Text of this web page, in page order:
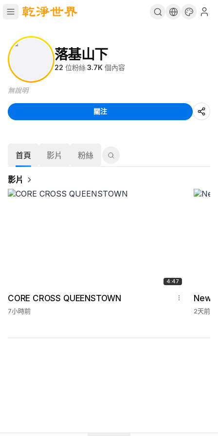
落基山下
22 位粉絲·3.7K 個內容
無說明
關注
首頁 影片 粉絲
影片
4:47
CORE CROSS QUEENSTOWN
7小時前
New
2天前